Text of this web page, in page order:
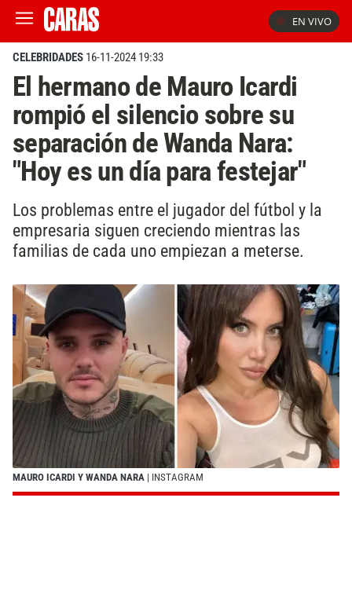
EN VIVO
CELEBRIDADES 16-11-2024 19:33
El hermano de Mauro Icardi
rompió el silencio sobre su
separación de Wanda Nara:
"Hoy es un día para festejar"
Los problemas entre el jugador del fútbol y la
empresaria siguen creciendo mientras las
familias de cada uno empiezan a meterse.
MAURO ICARDI Y WANDA NARA | INSTAGRAM